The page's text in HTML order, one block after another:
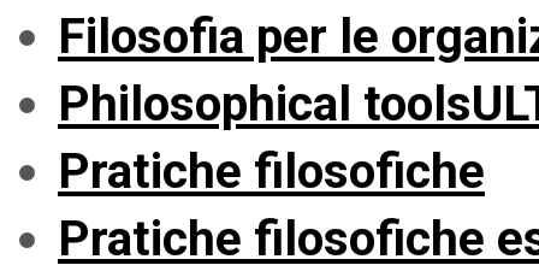
Filosofia per le
Philosophical
Pratiche filosofiche
Pratiche filosofiche